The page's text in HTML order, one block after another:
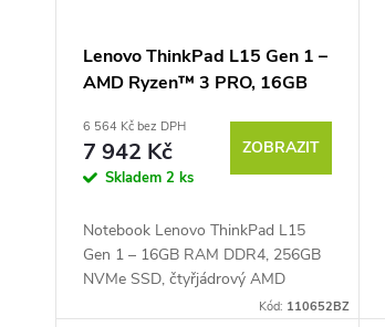
Lenovo ThinkPad L15 Gen 1 –
AMD Ryzen™ 3 PRO, 16GB
6 564 Kč bez DPH
7 942 Kč
Skladem 2 ks
ZOBRAZIT
Notebook Lenovo ThinkPad L15
Gen 1 – 16GB RAM DDR4, 256GB
NVMe SSD, čtyřjádrový AMD
Ryzen™ 3 PRO 4450U 2,5 GHz až
Kód: 110652BZ